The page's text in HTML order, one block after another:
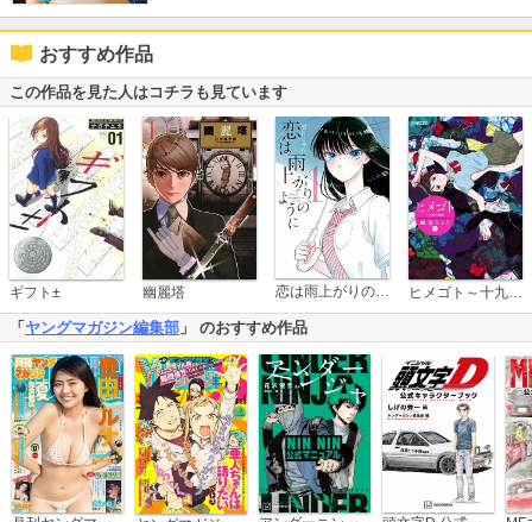
おすすめ作品
この作品を見た人はコチラも見ています
ギフト± 幽麗塔 恋は雨上がりのように
「ヤングマガジン編集部 」 のおすすめ作品